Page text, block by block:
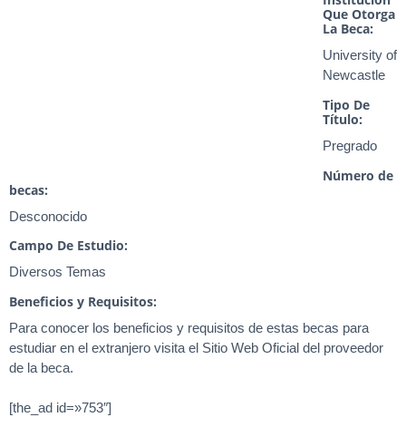
Que Otorga
La Beca:
University of
Newcastle
Tipo De
Título:
Pregrado
Número de
becas:
Desconocido
Campo De Estudio:
Diversos Temas
Beneficios y Requisitos:
Para conocer los beneficios y requisitos de estas becas para
estudiar en el extranjero visita el Sitio Web Oficial del proveedor
de la beca.
[the_ad id=»753″]